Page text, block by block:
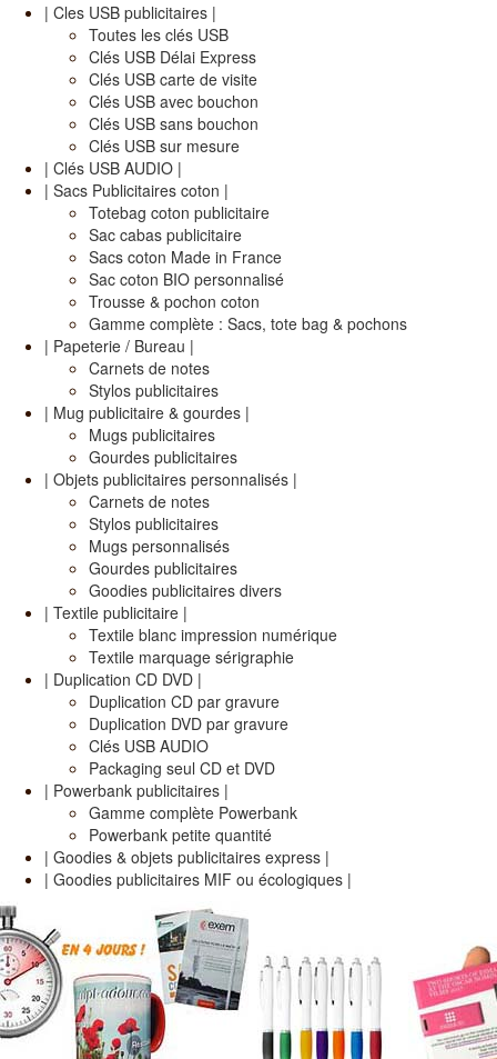
| Cles USB publicitaires |
Toutes les clés USB
Clés USB Délai Express
Clés USB carte de visite
Clés USB avec bouchon
Clés USB sans bouchon
Clés USB sur mesure
| Clés USB AUDIO |
| Sacs Publicitaires coton |
Totebag coton publicitaire
Sac cabas publicitaire
Sacs coton Made in France
Sac coton BIO personnalisé
Trousse & pochon coton
Gamme complète : Sacs, tote bag & pochons
| Papeterie / Bureau |
Carnets de notes
Stylos publicitaires
| Mug publicitaire & gourdes |
Mugs publicitaires
Gourdes publicitaires
| Objets publicitaires personnalisés |
Carnets de notes
Stylos publicitaires
Mugs personnalisés
Gourdes publicitaires
Goodies publicitaires divers
| Textile publicitaire |
Textile blanc impression numérique
Textile marquage sérigraphie
| Duplication CD DVD |
Duplication CD par gravure
Duplication DVD par gravure
Clés USB AUDIO
Packaging seul CD et DVD
| Powerbank publicitaires |
Gamme complète Powerbank
Powerbank petite quantité
| Goodies & objets publicitaires express |
| Goodies publicitaires MIF ou écologiques |